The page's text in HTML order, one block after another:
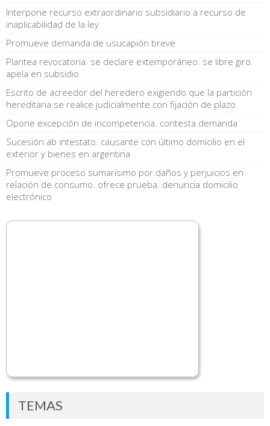
Interpone recurso extraordinario subsidiario a recurso de
inaplicabilidad de la ley
Promueve demanda de usucapión breve
Plantea revocatoria. se declare extemporáneo. se libre giro.
apela en subsidio
Escrito de acreedor del heredero exigiendo que la partición
hereditaria se realice judicialmente con fijación de plazo
Opone excepción de incompetencia. contesta demanda
Sucesión ab intestato. causante con último domicilio en el
exterior y bienes en argentina
Promueve proceso sumarísimo por daños y perjuicios en
relación de consumo. ofrece prueba. denuncia domicilio
electrónico
TEMAS